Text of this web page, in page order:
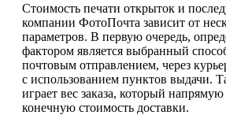
Стоимость печати открыток и
компании ФотоПочта зависит от
параметров. В первую очередь,
фактором является выбранный
почтовым отправлением, через
с использованием пунктов выдачи.
играет вес заказа, который напрямую
конечную стоимость доставки.